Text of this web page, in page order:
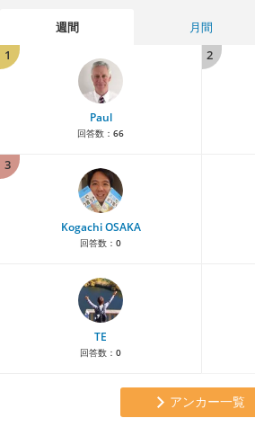
週間 月間
1
Paul
回答数： 66
2
3
Kogachi OSAKA
回答数： 0
TE
回答数： 0
アンカー一覧